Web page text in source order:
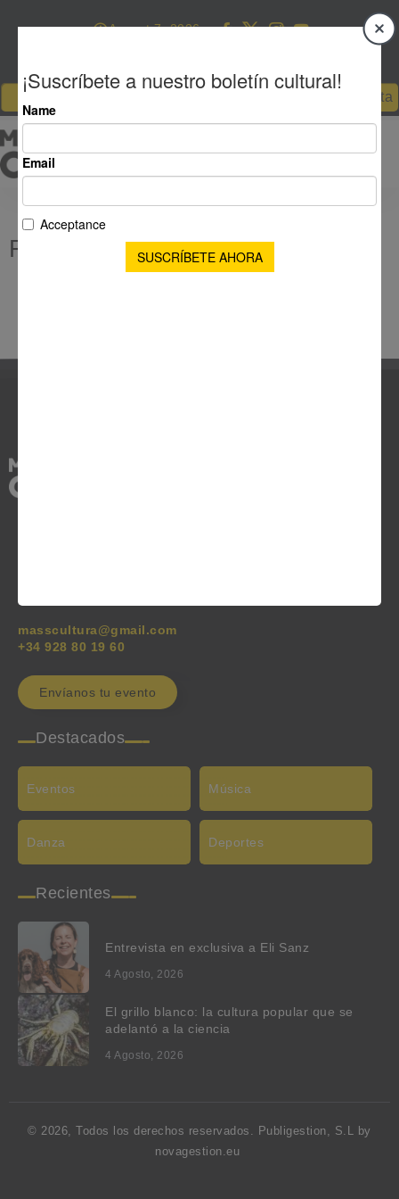
Para abuela’ gana el concurso Carta
August 7, 2026
Formulario boletín
masscultura@gmail.com
+34 928 80 19 60
Envíanos tu evento
Destacados
Eventos Música
Danza Deportes
Recientes
Entrevista en exclusiva a Eli Sanz
4 Agosto, 2026
El grillo blanco: la cultura popular que se
adelantó a la ciencia
4 Agosto, 2026
© 2026, Todos los derechos reservados. Publigestion, S.L by
novagestion.eu